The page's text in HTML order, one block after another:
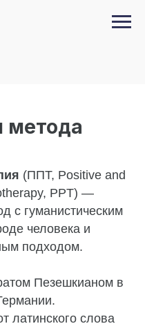
метода
(ППТ, Positive and
PPT) —
с гуманистическим
человека и
подходом.
Пезешкианом в
латинского слова